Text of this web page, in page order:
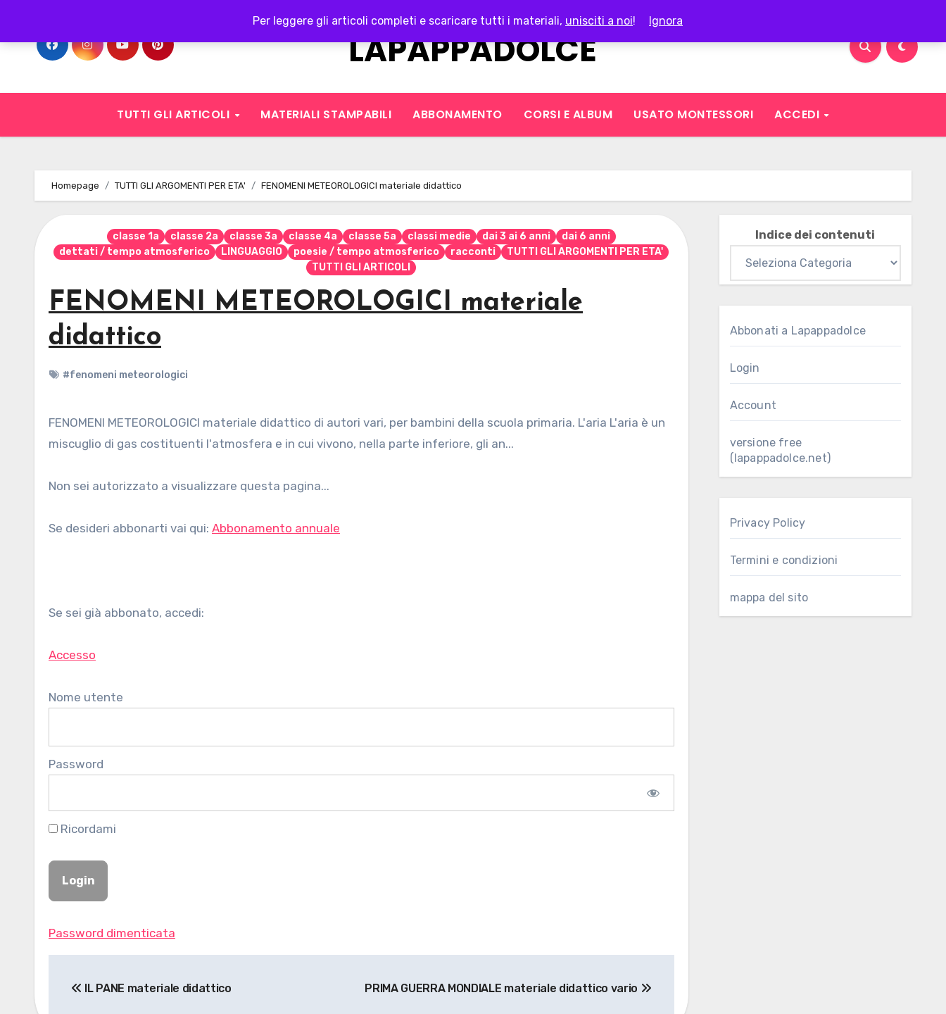
Per leggere gli articoli completi e scaricare tutti i materiali, unisciti a noi! Ignora
content
LAPAPPADOLCE
TUTTI GLI ARTICOLI MATERIALI STAMPABILI ABBONAMENTO CORSI E ALBUM USATO MONTESSORI ACCEDI
Homepage TUTTI GLI ARGOMENTI PER ETA' FENOMENI METEOROLOGICI materiale didattico
classe 1a classe 2a classe 3a classe 4a classe 5a classi medie dai 3 ai 6 anni
dai 6 anni
dettati / tempo atmosferico
LINGUAGGIO poesie / tempo atmosferico racconti
TUTTI GLI ARGOMENTI PER ETA'
TUTTI GLI ARTICOLI
FENOMENI METEOROLOGICI materiale
didattico
#fenomeni meteorologici
FENOMENI METEOROLOGICI materiale didattico di autori vari, per bambini della scuola primaria. L'aria L'aria è un
miscuglio di gas costituenti l'atmosfera e in cui vivono, nella parte inferiore, gli an...
Non sei autorizzato a visualizzare questa pagina...
Se desideri abbonarti vai qui: Abbonamento annuale
Se sei già abbonato, accedi:
Accesso
Nome utente
Password
Ricordami
Password dimenticata
articoli
IL PANE materiale didattico PRIMA GUERRA MONDIALE materiale didattico vario
Indice dei contenuti
Abbonati a Lapappadolce
Login
Account
versione free
(lapappadolce.net)
Privacy Policy
Termini e condizioni
mappa del sito